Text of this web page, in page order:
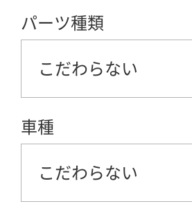
パーツ種類
こだわらない
車種
こだわらない